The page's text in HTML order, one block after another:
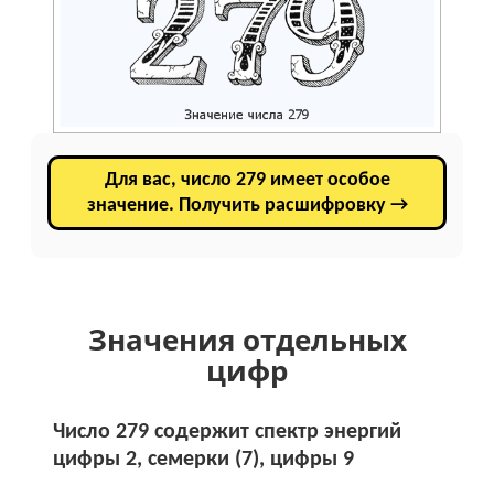
Для вас, число 279 имеет особое
значение. Получить расшифровку →
Значения отдельных
цифр
Число 279 содержит спектр энергий
цифры 2, семерки (7), цифры 9